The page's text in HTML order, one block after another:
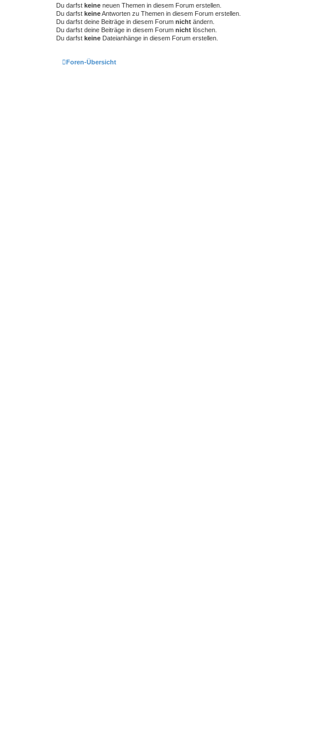
Du darfst keine neuen Themen in diesem Forum erstellen.
Du darfst keineAntworten zu Themen in diesem Forum erstellen.
Du darfst deine Beiträge in diesem Forum nicht ändern.
Du darfst deine Beiträge in diesem Forum nicht löschen.
Du darfst keine Dateianhänge in diesem Forum erstellen.
Foren-Übersicht